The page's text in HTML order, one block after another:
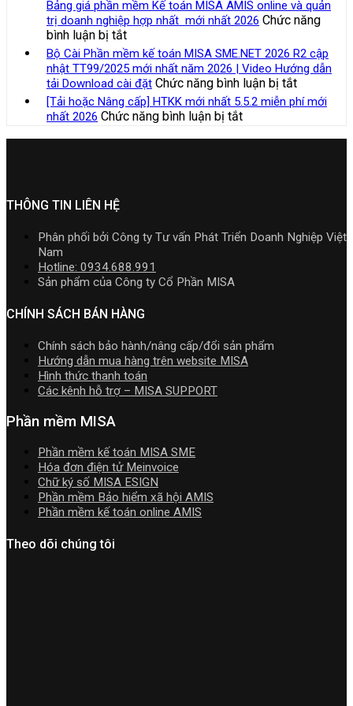
chọ
năm
2026
Video
Hướng
dẫn
tải
Download
đặt
và
quản
thuế
đối
với
hộ
kinh
SME.NET
2026
cập
nhật
TT99/
mới
Download
của
toán
trong
doanh
nghiệp
xây
cần
Bảng giá phần mềm Kế toán MISA AMIS online và quản
trị doanh nghiệp hợp nhất mới nhất 2026 Chức năng
bình luận bị tắtở
Bảng
giá
phần
mềm
Kế
toán
MISA
nghiệp
nhất
mới
2026
Bộ Cài Phần mềm kế toán MISA SME.NET 2026 R2 cập
nhật TT99/2025 mới nhất năm 2026 | Video Hướng dẫn
tải Download cài đặt Chức năng bình luận bị tắtở
Bộ
Cài
mềm
R2
cập
[Tải hoặc Nâng cấp] HTKK mới nhất 5.5.2 miễn phí mới
nhất 2026 Chức năng bình luận bị tắtở
5.5.2
THÔNG TIN LIÊN HỆ
Phân phối bởi Công ty Tư vấn Phát Triển Doanh Nghiệp Việt
Nam
Hotline: 0934.688.991
Sản phẩm của Công ty Cổ Phần MISA
CHÍNH SÁCH BÁN HÀNG
Chính sách bảo hành/nâng cấp/đổi sản phẩm
Hướng dẫn mua hàng trên website MISA
Hình thức thanh toán
Các kênh hỗ trợ – MISA SUPPORT
Phần mềm MISA
Phần mềm kế toán MISA SME
Hóa đơn điện tử Meinvoice
Chữ ký số MISA ESIGN
Phần mềm Bảo hiểm xã hội AMIS
Phần mềm kế toán online AMIS
Theo dõi chúng tôi